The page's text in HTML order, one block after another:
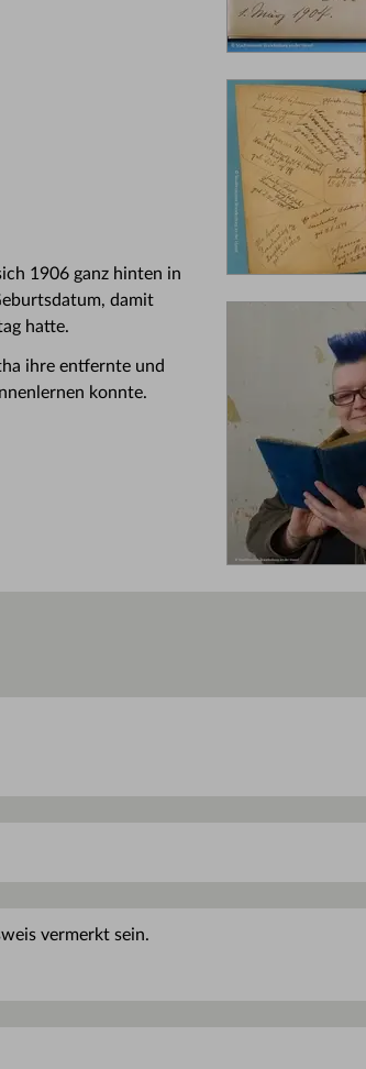
1906 ganz hinten in
damit
hatte.
ihre entfernte und
konnte.
vermerkt sein.